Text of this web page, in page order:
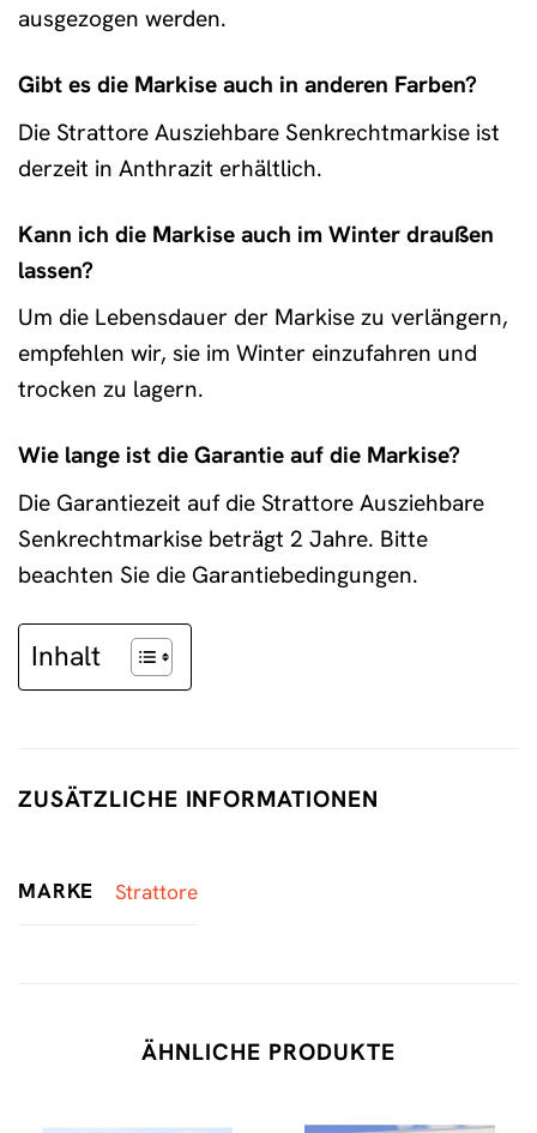
ausgezogen werden.
Gibt es die Markise auch in anderen Farben?
Die Strattore Ausziehbare Senkrechtmarkise ist
derzeit in Anthrazit erhältlich.
Kann ich die Markise auch im Winter draußen
lassen?
Um die Lebensdauer der Markise zu verlängern,
empfehlen wir, sie im Winter einzufahren und
trocken zu lagern.
Wie lange ist die Garantie auf die Markise?
Die Garantiezeit auf die Strattore Ausziehbare
Senkrechtmarkise beträgt 2 Jahre. Bitte
beachten Sie die Garantiebedingungen.
Inhalt
ZUSÄTZLICHE INFORMATIONEN
MARKE Strattore
ÄHNLICHE PRODUKTE